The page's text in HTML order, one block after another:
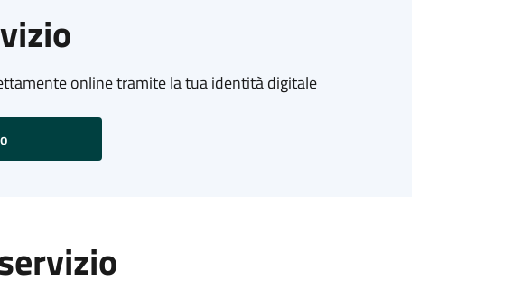
online tramite la tua identità digitale